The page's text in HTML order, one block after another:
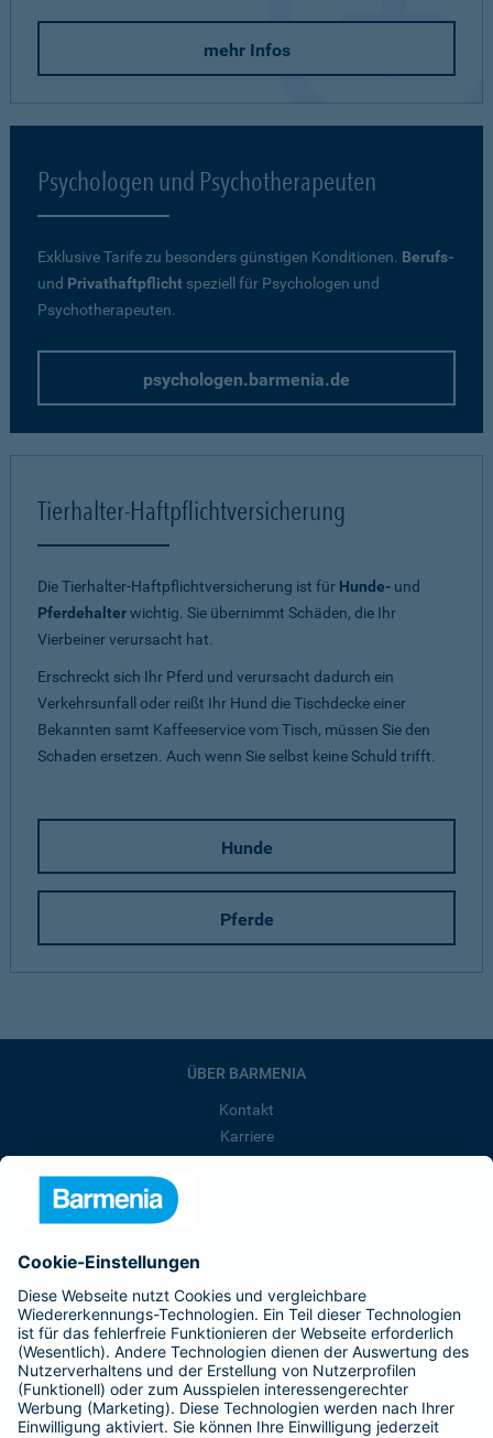
mehr Infos
Psychologen und Psychotherapeuten
Exklusive Tarife zu besonders günstigen Konditionen. Berufs-
und Privathaftpflicht speziell für Psychologen und
Psychotherapeuten.
psychologen.barmenia.de
Tierhalter-Haftpflichtversicherung
Die Tierhalter-Haftpflichtversicherung ist für Hunde- und
Pferdehalterwichtig. Sie übernimmt Schäden, die Ihr
Vierbeiner verursacht hat.
Erschreckt sich Ihr Pferd und verursacht dadurch ein
Verkehrsunfall oder reißt Ihr Hund die Tischdecke einer
Bekannten samt Kaffeeservice vom Tisch, müssen Sie den
Schaden ersetzen. Auch wenn Sie selbst keine Schuld trifft.
Hunde
Pferde
ÜBER BARMENIA
Kontakt
Karriere
Barmenia ist Teil der BarmeniaGothaer
BELIEBTE SEITEN
Kranken-Zusatzversicherung
Tierversicherungen
Haftpflichtversicherung
Hausratversicherung